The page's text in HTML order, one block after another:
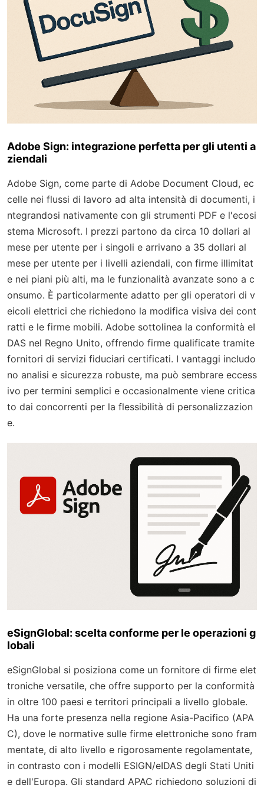
Adobe Sign: integrazione perfetta per gli utenti a
ziendali
Adobe Sign, come parte di Adobe Document Cloud, ec
celle nei flussi di lavoro ad alta intensità di documenti, i
ntegrandosi nativamente con gli strumenti PDF e l'ecosi
stema Microsoft. I prezzi partono da circa 10 dollari al
mese per utente per i singoli e arrivano a 35 dollari al
mese per utente per i livelli aziendali, con firme illimitat
e nei piani più alti, ma le funzionalità avanzate sono a c
onsumo. È particolarmente adatto per gli operatori di v
eicoli elettrici che richiedono la modifica visiva dei cont
ratti e le firme mobili. Adobe sottolinea la conformità eI
DAS nel Regno Unito, offrendo firme qualificate tramite
fornitori di servizi fiduciari certificati. I vantaggi includo
no analisi e sicurezza robuste, ma può sembrare eccess
ivo per termini semplici e occasionalmente viene critica
to dai concorrenti per la flessibilità di personalizzazion
e.
eSignGlobal: scelta conforme per le operazioni g
lobali
eSignGlobal si posiziona come un fornitore di firme elet
troniche versatile, che offre supporto per la conformità
in oltre 100 paesi e territori principali a livello globale.
Ha una forte presenza nella regione Asia-Pacifico (APA
C), dove le normative sulle firme elettroniche sono fram
mentate, di alto livello e rigorosamente regolamentate,
in contrasto con i modelli ESIGN/eIDAS degli Stati Uniti
e dell'Europa. Gli standard APAC richiedono soluzioni di